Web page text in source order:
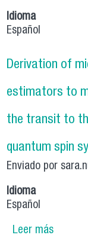
Idioma
Español
Derivation of
estimators to
the transit to
quantum spin
Enviado por
Idioma
Español
Leer mássobre